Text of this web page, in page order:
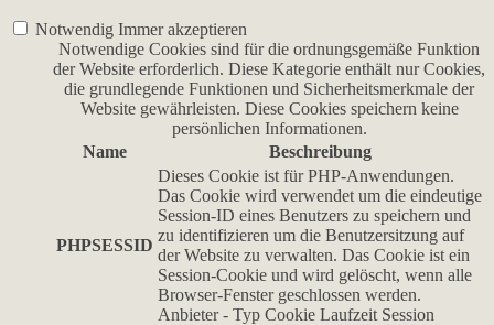
Notwendig Immer akzeptieren
Notwendige Cookies sind für die ordnungsgemäße Funktion
der Website erforderlich. Diese Kategorie enthält nur Cookies,
die grundlegende Funktionen und Sicherheitsmerkmale der
Website gewährleisten. Diese Cookies speichern keine
persönlichen Informationen.
Name
Beschreibung
PHPSESSID
Dieses Cookie ist für PHP-Anwendungen.
Das Cookie wird verwendet um die eindeutige
Session-ID eines Benutzers zu speichern und
zu identifizieren um die Benutzersitzung auf
der Website zu verwalten. Das Cookie ist ein
Session-Cookie und wird gelöscht, wenn alle
Browser-Fenster geschlossen werden.
Anbieter - Typ Cookie Laufzeit Session